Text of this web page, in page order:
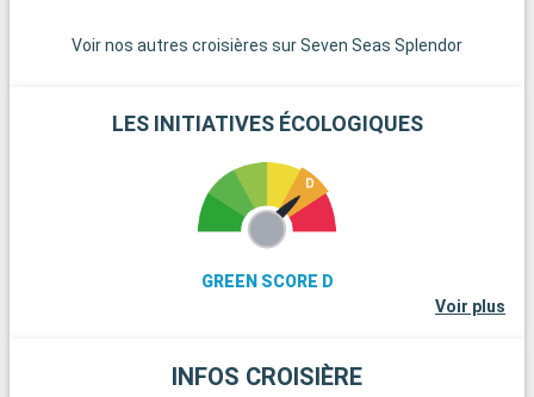
Voir nos autres croisières sur Seven Seas Splendor
LES INITIATIVES ÉCOLOGIQUES
GREEN SCORE D
Voir plus
INFOS CROISIÈRE